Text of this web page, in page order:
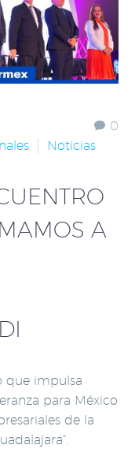
0
Noticias
A
que impulsa
para México
de la